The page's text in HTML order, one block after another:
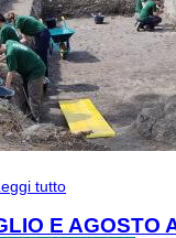
tutto
E AGOSTO